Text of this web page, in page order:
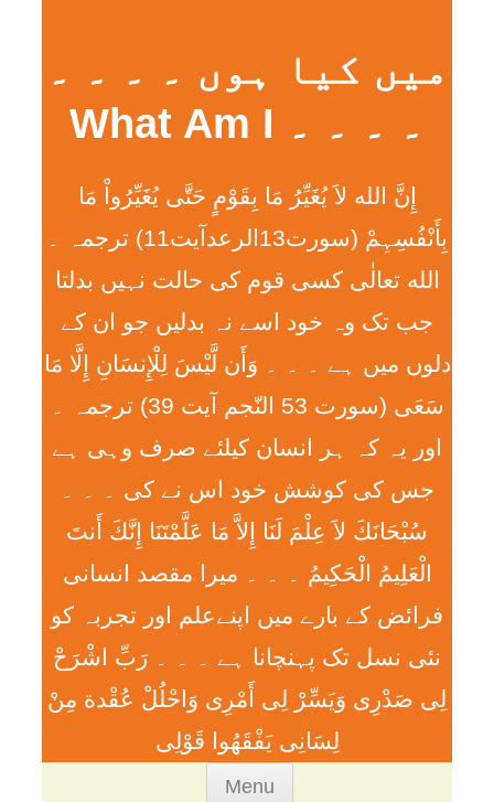
میں کیا ہوں ۔ ۔ ۔ ۔
۔ ۔ ۔ ۔ What Am I
إِنَّ الله لاَ يُغَيِّرُ مَا بِقَوْمٍ حَتَّی يُغَيِّرُواْ مَا
بِأَنْفُسِہِمْ (سورت13الرعدآیت11) ترجمہ ۔
الله تعالٰی کسی قوم کی حالت نہیں بدلتا
جب تک وہ خود اسے نہ بدلیں جو ان کے
دلوں میں ہے ۔ ۔ ۔ وَأَن لَّيْسَ لِلْإِنسَانِ إِلَّا مَا
سَعَی (سورت 53 النّجم آیت 39) ترجمہ ۔
اور یہ کہ ہر انسان کیلئے صرف وہی ہے
جس کی کوشش خود اس نے کی ۔ ۔ ۔
سُبْحَانَكَ لاَ عِلْمَ لَنَا إِلاَّ مَا عَلَّمْتَنَا إِنَّكَ أَنتَ
الْعَلِيمُ الْحَكِيمُ ۔ ۔ ۔ ميرا مقصد انسانی
فرائض کے بارے میں اپنےعلم اور تجربہ کو
نئی نسل تک پہنچانا ہے ۔ ۔ ۔ رَبِّ اشْرَحْ
لِی صَدْرِی وَيَسِّرْ لِی أَمْرِی وَاحْلُلْ عُقْدة مِنْ
لِسَانِی يَفْقَھُوا قَوْلِی
Menu